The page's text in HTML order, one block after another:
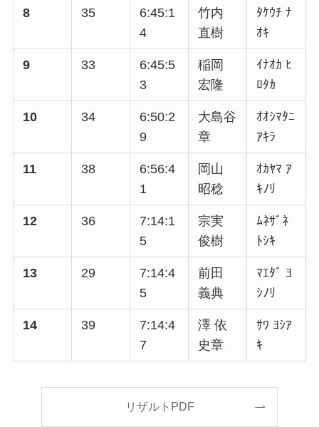
8 35
6:45:1
4
竹内
直樹
ﾀｹｳﾁ ﾅ
ｵｷ
9 33
6:45:5
3
稲岡
宏隆
ｲﾅｵｶ ﾋ
ﾛﾀｶ
10 34
6:50:2
9
大島谷
章
ｵｵｼﾏﾀﾆ
ｱｷﾗ
11 38
6:56:4
1
岡山
昭稔
ｵｶﾔﾏ ｱ
ｷﾉﾘ
12 36
7:14:1
5
宗実
俊樹
ﾑﾈｻﾞﾈ
ﾄｼｷ
13 29
7:14:4
5
前田
義典
ﾏｴﾀﾞ ﾖ
ｼﾉﾘ
14 39
7:14:4
7
澤 依
史章
ｻﾜ ﾖｼｱ
ｷ
リザルトPDF